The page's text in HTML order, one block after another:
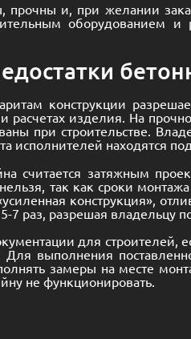
прочны и, при желании
оборудованием
конструкции
расчетах изделия. На
при строительстве.
исполнителей находятся
считается затяжным
так как сроки
конструкция»,
раз, разрешая владельцу
для строителей,
выполнения
замеры на месте
не функционировать.